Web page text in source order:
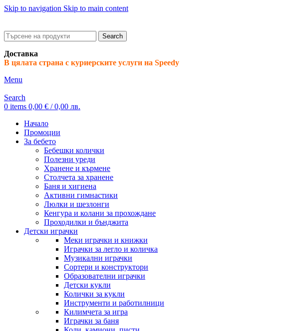
Skip to navigation Skip to main content
Search
Доставка
В цялата страна с куриерските услуги на Speedy
Menu
Search
0 items 0,00 € / 0,00 лв.
Начало
Промоции
За бебето
Бебешки колички
Полезни уреди
Хранене и кърмене
Столчета за хранене
Баня и хигиена
Активни гимнастики
Люлки и шезлонги
Кенгура и колани за прохождане
Проходилки и бънджита
Детски играчки
Меки играчки и книжки
Играчки за легло и количка
Музикални играчки
Сортери и конструктори
Образователни играчки
Детски кукли
Колички за кукли
Инструменти и работилници
Килимчета за игра
Играчки за баня